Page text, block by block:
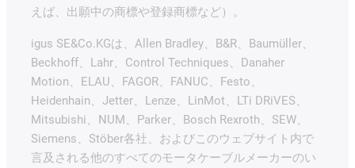
えば、出願中の商標や登録商標など）。
igus SE&Co.KGは、Allen Bradley、B&R、Baumüller、
Beckhoff、Lahr、Control Techniques、Danaher
Motion、ELAU、FAGOR、FANUC、Festo、
Heidenhain、Jetter、Lenze、LinMot、LTi DRiVES、
Mitsubishi、NUM、Parker、Bosch Rexroth、SEW、
Siemens、Stöber各社、およびこのウェブサイト内で
言及される他のすべてのモータケーブルメーカーのい